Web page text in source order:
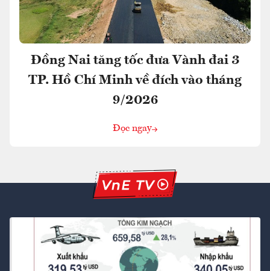
Đồng Nai tăng tốc đưa Vành đai 3
TP. Hồ Chí Minh về đích vào tháng
9/2026
Đọc ngay